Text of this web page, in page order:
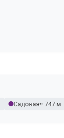
Садовая≈ 747 м